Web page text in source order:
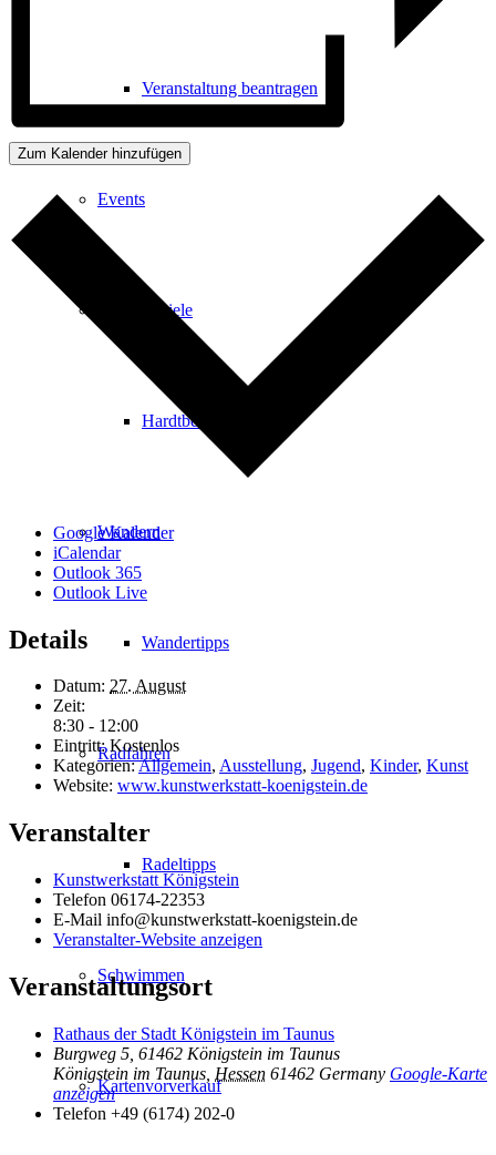
Veranstaltung beantragen
Events
Ausflugsziele
Hardtbergturm
Wandern
Wandertipps
Radfahren
Radeltipps
Schwimmen
Kartenvorverkauf
Zum Kalender hinzufügen
Google Kalender
iCalendar
Outlook 365
Outlook Live
Details
Datum: 27. August
Zeit:
8:30 - 12:00
Eintritt: Kostenlos
Kategorien:Allgemein, Ausstellung, Jugend, Kinder, Kunst
Website: www.kunstwerkstatt-koenigstein.de
Veranstalter
Kunstwerkstatt Königstein
Telefon 06174-22353
E-Mail info@kunstwerkstatt-koenigstein.de
Veranstalter-Website anzeigen
Veranstaltungsort
Rathaus der Stadt Königstein im Taunus
Burgweg 5, 61462 Königstein im Taunus
Königstein im Taunus Hessen 61462 Germany Google-Karte
anzeigen
Telefon +49 (6174) 202-0